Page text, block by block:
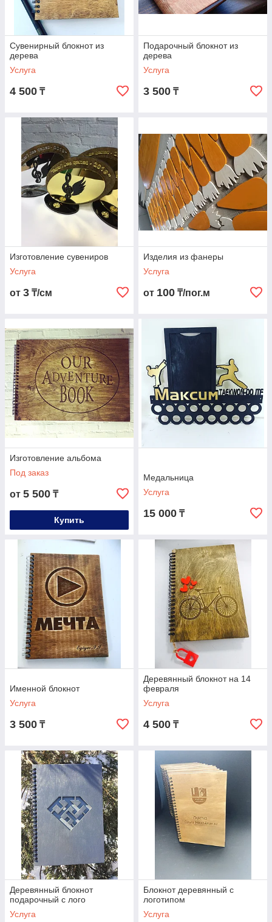
Сувенирный блокнот из
дерева
Услуга
4 500 ₸
Подарочный блокнот из
дерева
Услуга
3 500 ₸
Изготовление сувениров
Услуга
от 3 ₸/см
Изделия из фанеры
Услуга
от 100 ₸/пог.м
Изготовление альбома
Под заказ
от 5 500 ₸
Купить
Медальница
Услуга
15 000 ₸
Именной блокнот
Услуга
3 500 ₸
Деревянный блокнот на 14
февраля
Услуга
4 500 ₸
Деревянный блокнот
подарочный с лого
Услуга
Блокнот деревянный с
логотипом
Услуга